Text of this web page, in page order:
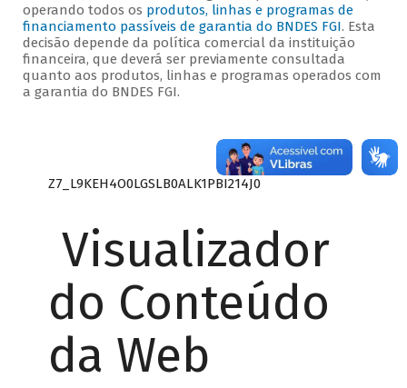
operando todos os produtos, linhas e programas de
financiamento passíveis de garantia do BNDES FGI. Esta
decisão depende da política comercial da instituição
financeira, que deverá ser previamente consultada
quanto aos produtos, linhas e programas operados com
a garantia do BNDES FGI.
Z7_L9KEH4O0LGSLB0ALK1PBI214J0
Visualizador
do Conteúdo
da Web